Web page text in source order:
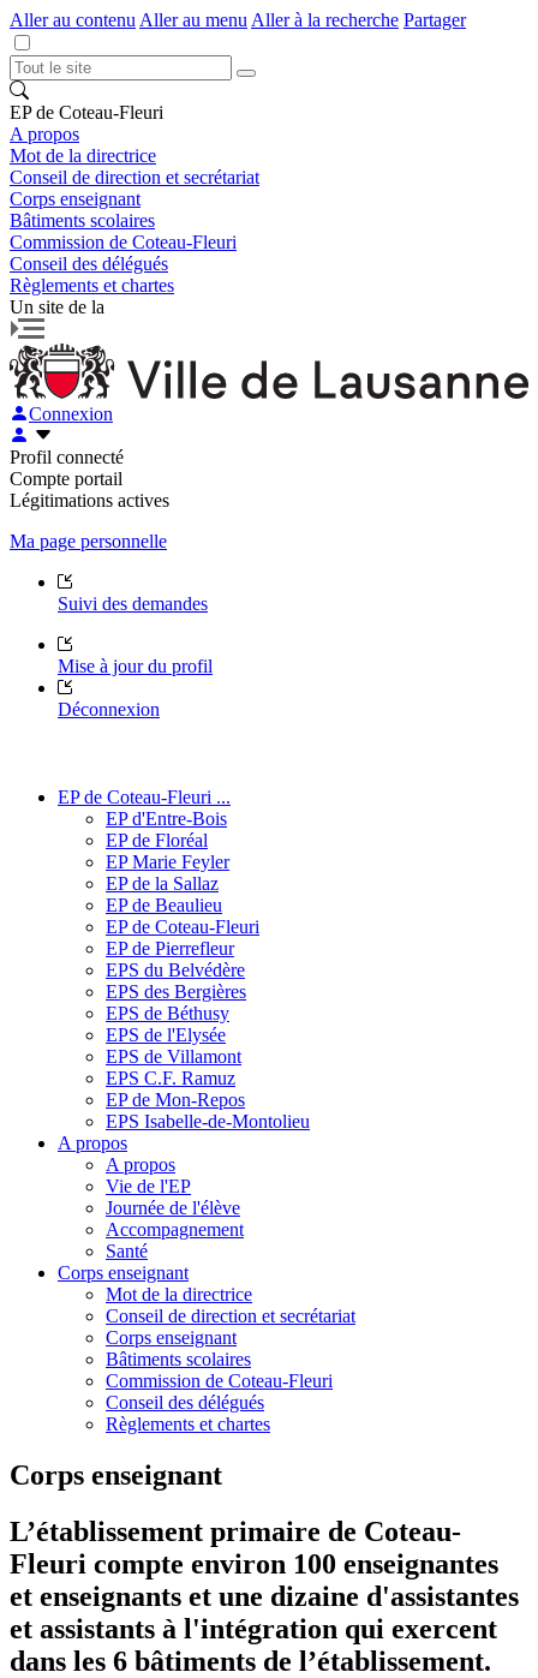
Aller au contenu Aller au menu Aller à la recherche Partager
EP de Coteau-Fleuri
A propos
Mot de la directrice
Conseil de direction et secrétariat
Corps enseignant
Bâtiments scolaires
Commission de Coteau-Fleuri
Conseil des délégués
Règlements et chartes
Un site de la
Connexion
Profil connecté
Compte portail
Légitimations actives
Ma page personnelle
Suivi des demandes
Mise à jour du profil
Déconnexion
EP de Coteau-Fleuri ...
EP d'Entre-Bois
EP de Floréal
EP Marie Feyler
EP de la Sallaz
EP de Beaulieu
EP de Coteau-Fleuri
EP de Pierrefleur
EPS du Belvédère
EPS des Bergières
EPS de Béthusy
EPS de l'Elysée
EPS de Villamont
EPS C.F. Ramuz
EP de Mon-Repos
EPS Isabelle-de-Montolieu
A propos
A propos
Vie de l'EP
Journée de l'élève
Accompagnement
Santé
Corps enseignant
Mot de la directrice
Conseil de direction et secrétariat
Corps enseignant
Bâtiments scolaires
Commission de Coteau-Fleuri
Conseil des délégués
Règlements et chartes
Corps enseignant
L’établissement primaire de Coteau-
Fleuri compte environ 100 enseignantes
et enseignants et une dizaine d'assistantes
et assistants à l'intégration qui exercent
dans les 6 bâtiments de l’établissement.